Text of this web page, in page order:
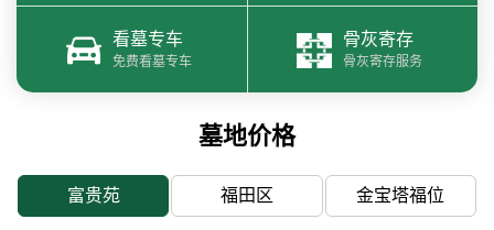
看墓专车
免费看墓专车
骨灰寄存
骨灰寄存服务
墓地价格
富贵苑 福田区 金宝塔福位